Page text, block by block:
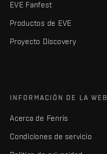
EVE Fanfest
Productos de EVE
Proyecto Discovery
INFORMACIÓN DE LA WEB
Acerca de Fenris
Condiciones de servicio